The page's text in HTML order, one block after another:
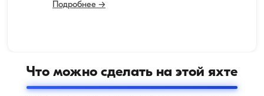
Подробнее →
Что можно сделать на этой яхте